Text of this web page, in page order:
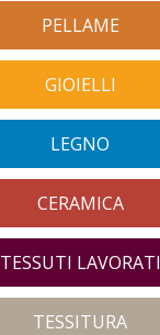
PELLAME
GIOIELLI
LEGNO
CERAMICA
TESSUTI LAVORATI
TESSITURA